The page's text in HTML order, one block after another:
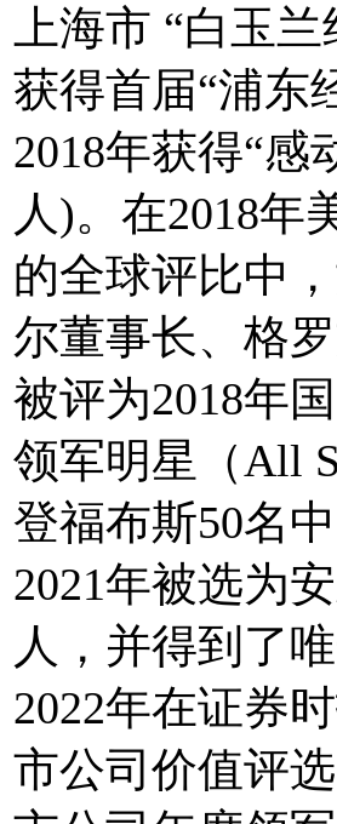
上海市 “白玉
获得首届“浦东
2018年获得“感
人)。在2018年
的全球评比中
尔董事长、格
被评为2018年
领军明星（All
登福布斯50名
2021年被选为
人，并得到了
2022年在证券
市公司价值评